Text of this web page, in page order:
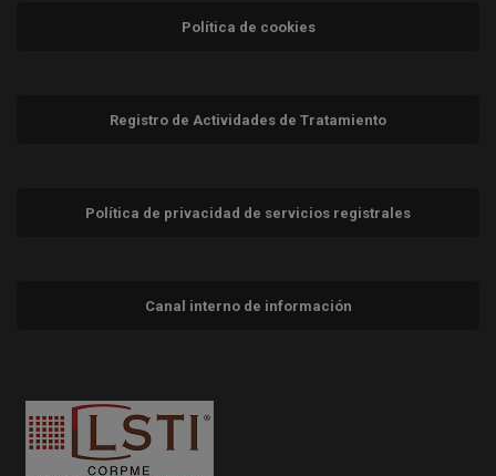
Política de cookies
Registro de Actividades de Tratamiento
Política de privacidad de servicios registrales
Canal interno de información